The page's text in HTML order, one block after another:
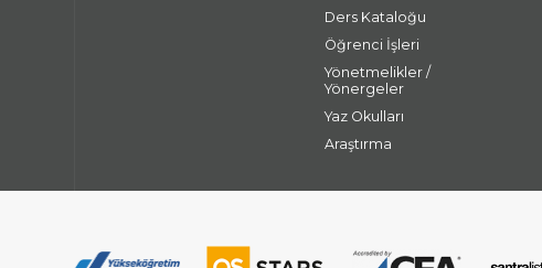
Ders Kataloğu
Öğrenci İşleri
Yönetmelikler /
Yönergeler
Yaz Okulları
Araştırma